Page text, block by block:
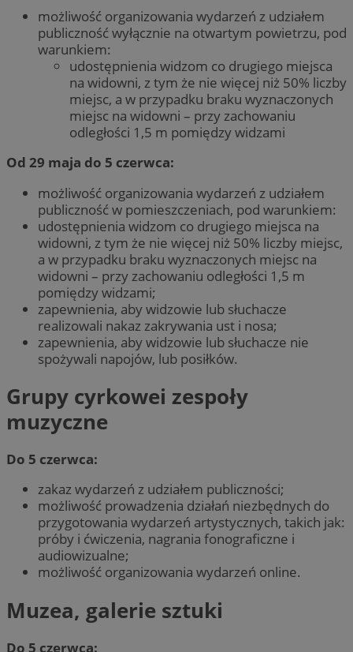
możliwość organizowania wydarzeń z udziałem
publiczność wyłącznie na otwartym powietrzu, pod
warunkiem:
udostępnienia widzom co drugiego miejsca
na widowni, z tym że nie więcej niż 50% liczby
miejsc, a w przypadku braku wyznaczonych
miejsc na widowni – przy zachowaniu
odległości 1,5 m pomiędzy widzami
Od 29 maja do 5 czerwca:
możliwość organizowania wydarzeń z udziałem
publiczność w pomieszczeniach, pod warunkiem:
udostępnienia widzom co drugiego miejsca na
widowni, z tym że nie więcej niż 50% liczby miejsc,
a w przypadku braku wyznaczonych miejsc na
widowni – przy zachowaniu odległości 1,5 m
pomiędzy widzami;
zapewnienia, aby widzowie lub słuchacze
realizowali nakaz zakrywania ust i nosa;
zapewnienia, aby widzowie lub słuchacze nie
spożywali napojów, lub posiłków.
Grupy cyrkowei zespoły
muzyczne
Do 5 czerwca:
zakaz wydarzeń z udziałem publiczności;
możliwość prowadzenia działań niezbędnych do
przygotowania wydarzeń artystycznych, takich jak:
próby i ćwiczenia, nagrania fonograficzne i
audiowizualne;
możliwość organizowania wydarzeń online.
Muzea, galerie sztuki
Do 5 czerwca: